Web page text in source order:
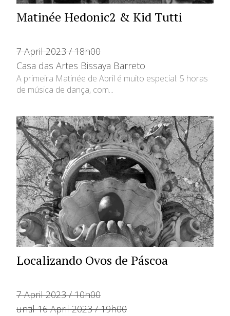
Matinée Hedonic2 & Kid Tutti
7 April 2023 / 18h00
Casa das Artes Bissaya Barreto
A primeira Matinée de Abril é muito especial: 5 horas
de música de dança, com...
Localizando Ovos de Páscoa
7 April 2023 / 10h00
until 16 April 2023 / 19h00